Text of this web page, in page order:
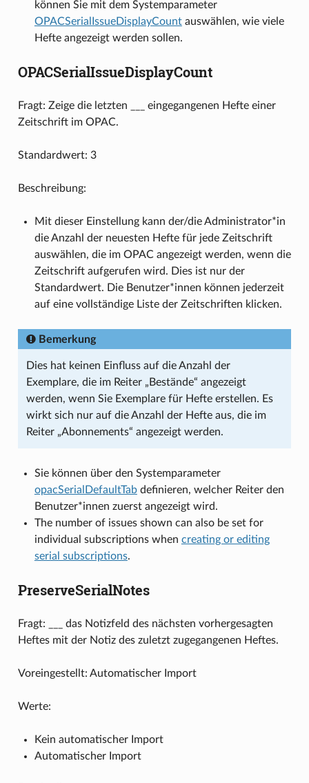
können Sie mit dem Systemparameter
OPACSerialIssueDisplayCountauswählen, wie viele
Hefte angezeigt werden sollen.
OPACSerialIssueDisplayCount
Fragt: Zeige die letzten ___ eingegangenen Hefte einer
Zeitschrift im OPAC.
Standardwert: 3
Beschreibung:
Mit dieser Einstellung kann der/die Administrator*in
die Anzahl der neuesten Hefte für jede Zeitschrift
auswählen, die im OPAC angezeigt werden, wenn die
Zeitschrift aufgerufen wird. Dies ist nur der
Standardwert. Die Benutzer*innen können jederzeit
auf eine vollständige Liste der Zeitschriften klicken.
Bemerkung
Dies hat keinen Einfluss auf die Anzahl der
Exemplare, die im Reiter „Bestände“ angezeigt
werden, wenn Sie Exemplare für Hefte erstellen. Es
wirkt sich nur auf die Anzahl der Hefte aus, die im
Reiter „Abonnements“ angezeigt werden.
Sie können über den Systemparameter
opacSerialDefaultTabdefinieren, welcher Reiter den
Benutzer*innen zuerst angezeigt wird.
The number of issues shown can also be set for
individual subscriptions when creating or editing
serial subscriptions.
PreserveSerialNotes
Fragt: ___ das Notizfeld des nächsten vorhergesagten
Heftes mit der Notiz des zuletzt zugegangenen Heftes.
Voreingestellt: Automatischer Import
Werte:
Kein automatischer Import
Automatischer Import